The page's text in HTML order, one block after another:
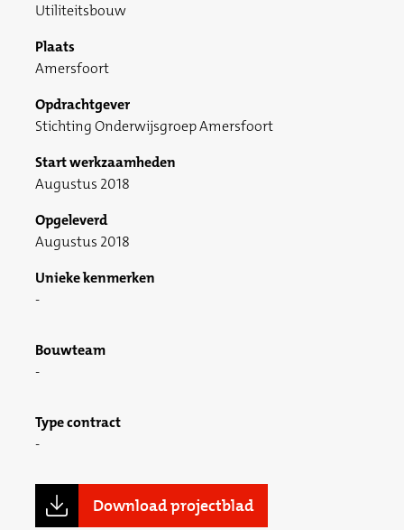
Utiliteitsbouw
Plaats
Amersfoort
Opdrachtgever
Stichting Onderwijsgroep Amersfoort
Start werkzaamheden
Augustus 2018
Opgeleverd
Augustus 2018
Unieke kenmerken
Bouwteam
Type contract
Download projectblad